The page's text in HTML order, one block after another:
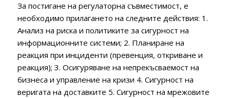
За постигане на регулаторна съвместимост, е
необходимо прилагането на следните действия: 1.
Анализ на риска и политиките за сигурност на
информационните системи; 2. Планиране на
реакция при инциденти (превенция, откриване и
реакция); 3. Осигуряване на непрекъсваемост на
бизнеса и управление на кризи 4. Сигурност на
веригата на доставките 5. Сигурност на мрежовите